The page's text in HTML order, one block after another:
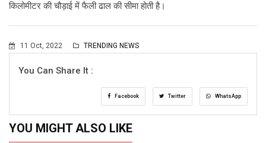
किलोमीटर की चौड़ाई में फैली ढाल की सीमा होती है।
11 Oct, 2022 TRENDING NEWS
You Can Share It :
Facebook Twitter WhatsApp
YOU MIGHT ALSO LIKE